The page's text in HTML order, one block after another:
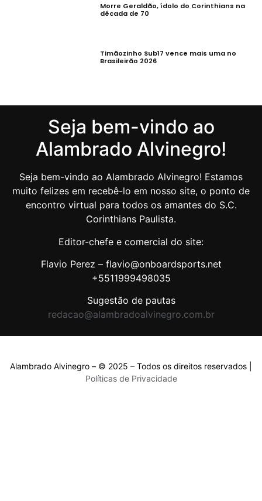
Morre Geraldão, ídolo do Corinthians na
década de 70
Timãozinho Sub17 vence mais uma no
Brasileirão 2026
Seja bem-vindo ao
Alambrado Alvinegro!
Seja bem-vindo ao Alambrado Alvinegro! Estamos
muito felizes em recebê-lo em nosso site, o ponto de
encontro virtual para todos os amantes do S.C.
Corinthians Paulista.
Editor-chefe e comercial do site:
Flavio Perez – flavio@onboardsports.net
+5511999498035
Sugestão de pautas
redacao@alambradoalvinegro.com.br
Alambrado Alvinegro – © 2025 – Todos os direitos reservados |
Políticas de Privacidade